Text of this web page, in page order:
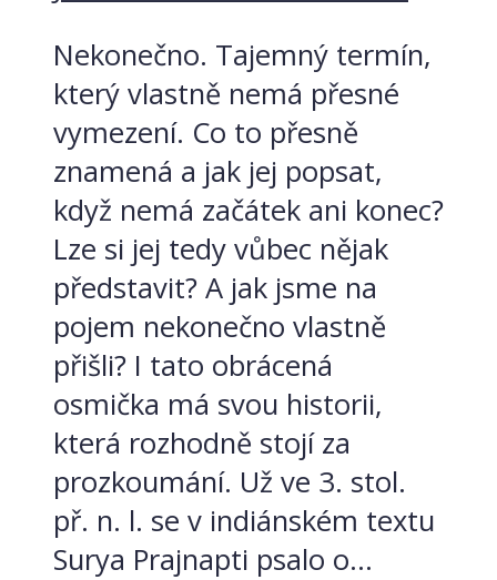
Nekonečno. Tajemný termín,
který vlastně nemá přesné
vymezení. Co to přesně
znamená a jak jej popsat,
když nemá začátek ani konec?
Lze si jej tedy vůbec nějak
představit? A jak jsme na
pojem nekonečno vlastně
přišli? I tato obrácená
osmička má svou historii,
která rozhodně stojí za
prozkoumání. Už ve 3. stol.
př. n. l. se v indiánském textu
Surya Prajnapti psalo o...